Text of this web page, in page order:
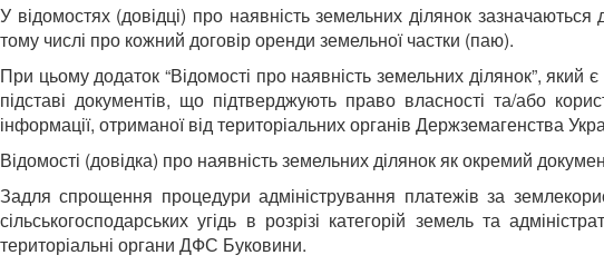
У відомостях (довідці) про наявність земельних ділянок
тому числі про кожний договір оренди земельної частки (паю).
При цьому додаток “Відомості про наявність земельних ділянок”,
підставі документів, що підтверджують право власності та/або
інформації, отриманої від територіальних органів Держземагенства
Відомості (довідка) про наявність земельних ділянок як окремий
Задля спрощення процедури адміністрування платежів за
сільськогосподарських угідь в розрізі категорій земель та
територіальні органи ДФС Буковини.